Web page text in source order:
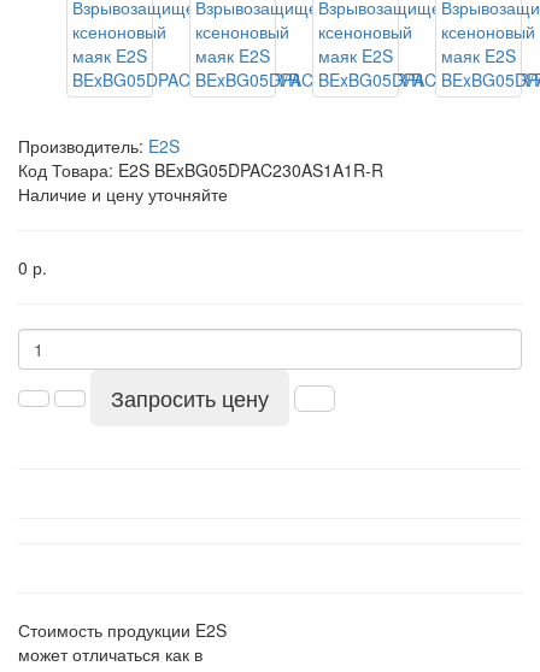
Производитель: E2S
Код Товара: E2S BExBG05DPAC230AS1A1R-R
Наличие и цену уточняйте
0 р.
Запросить цену
Стоимость продукции E2S
может отличаться как в